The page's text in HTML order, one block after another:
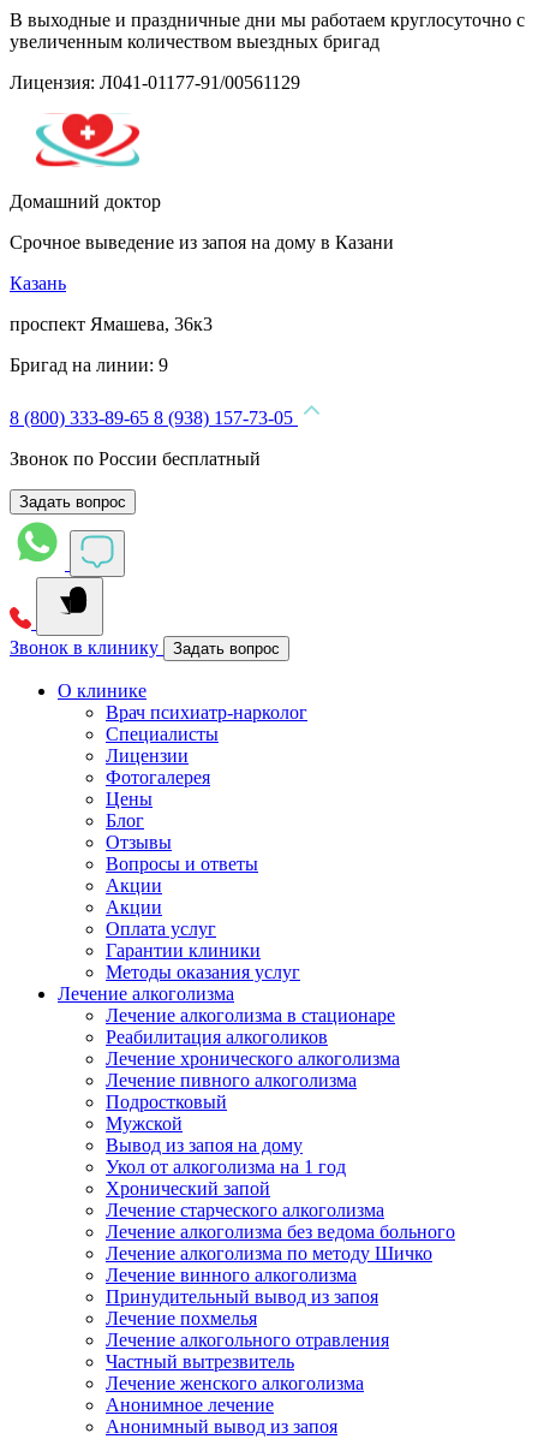
В выходные и праздничные дни мы работаем круглосуточно с
увеличенным количеством выездных бригад
Лицензия: Л041-01177-91/00561129
Домашний доктор
Срочное выведение из запоя на дому в Казани
Казань
проспект Ямашева, 36к3
Бригад на линии: 9
8 (800) 333-89-65 8 (938) 157-73-05
Звонок по России бесплатный
Задать вопрос
Звонок в клинику Задать вопрос
О клинике
Врач психиатр-нарколог
Специалисты
Лицензии
Фотогалерея
Цены
Блог
Отзывы
Вопросы и ответы
Акции
Акции
Оплата услуг
Гарантии клиники
Методы оказания услуг
Лечение алкоголизма
Лечение алкоголизма в стационаре
Реабилитация алкоголиков
Лечение хронического алкоголизма
Лечение пивного алкоголизма
Подростковый
Мужской
Вывод из запоя на дому
Укол от алкоголизма на 1 год
Хронический запой
Лечение старческого алкоголизма
Лечение алкоголизма без ведома больного
Лечение алкоголизма по методу Шичко
Лечение винного алкоголизма
Принудительный вывод из запоя
Лечение похмелья
Лечение алкогольного отравления
Частный вытрезвитель
Лечение женского алкоголизма
Анонимное лечение
Анонимный вывод из запоя